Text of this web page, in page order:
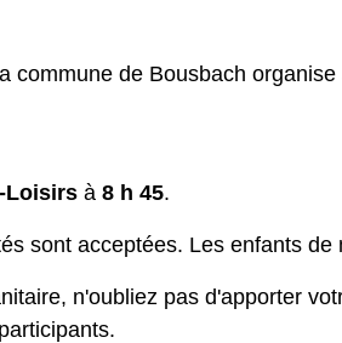
commune de Bousbach
Loisirs à 8 h 45.
sont acceptées. Les enfants
n'oubliez pas d'apporter